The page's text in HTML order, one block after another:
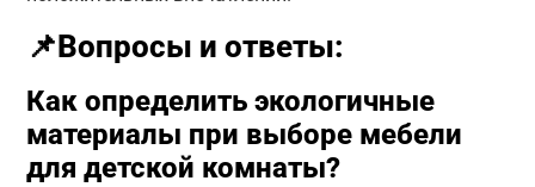
📌Вопросы и ответы:
Как определить экологичные
материалы при выборе мебели
для детской комнаты?